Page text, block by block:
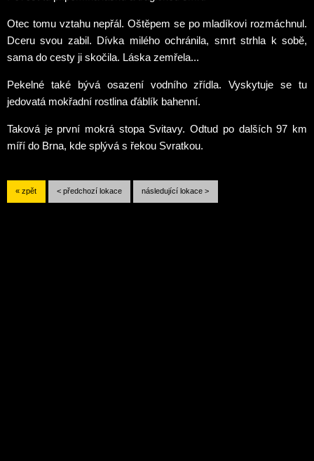
Otec tomu vztahu nepřál. Oštěpem se po mladíkovi rozmáchnul.
Dceru svou zabil. Dívka milého ochránila, smrt strhla k sobě,
sama do cesty ji skočila. Láska zemřela...
Pekelné také bývá osazení vodního zřídla. Vyskytuje se tu
jedovatá mokřadní rostlina ďáblík bahenní.
Taková je první mokrá stopa Svitavy. Odtud po dalších 97 km
míří do Brna, kde splývá s řekou Svratkou.
« zpět < předchozí lokace následující lokace >